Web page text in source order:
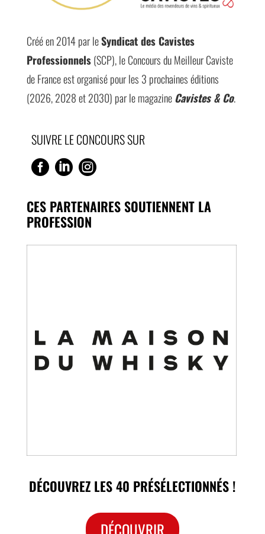
Créé en 2014 par leSyndicat des Cavistes
Professionnels(SCP), le Concours du Meilleur Caviste
de France est organisé pour les 3 prochaines éditions
(2026, 2028 et 2030) par le magazineCavistes & Co.
SUIVRE LE CONCOURS SUR
  
CES PARTENAIRES SOUTIENNENT LA
PROFESSION
DÉCOUVREZ LES 40 PRÉSÉLECTIONNÉS !
DÉCOUVRIR